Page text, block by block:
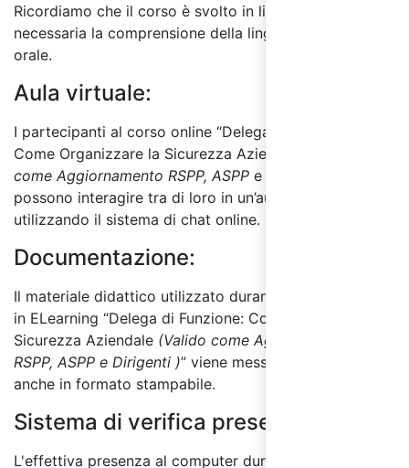
Ricordiamo che il corso è svolto in lingua italiana ed è
necessaria la comprensione della lingua sia scritta che
orale.
Aula virtuale:
I partecipanti al corso online “Delega di Funzione:
Come Organizzare la Sicurezza Aziendale
come Aggiornamento RSPP, ASPP e Dirigenti
possono interagire tra di loro in un’aula virtuale
utilizzando il sistema di chat online.
Documentazione:
Il materiale didattico utilizzato durante il corso online
in ELearning “Delega di Funzione: Come Organizzare la
Sicurezza Aziendale (Valido come Aggiornamento
RSPP, ASPP e Dirigenti )” viene messo a disposizione
anche in formato stampabile.
Sistema di verifica presenza:
L'effettiva presenza al computer durante il Corso